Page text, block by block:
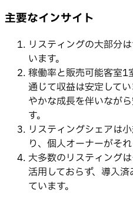
主要なインサイト
リスティングの大部分
います。
稼働率と販売可能客室1
通じて収益は安定して
やかな成長を伴いなが
す。
リスティングシェアは
り、個人オーナーがそれ
大多数のリスティング
活用しておらず、導入
ています。